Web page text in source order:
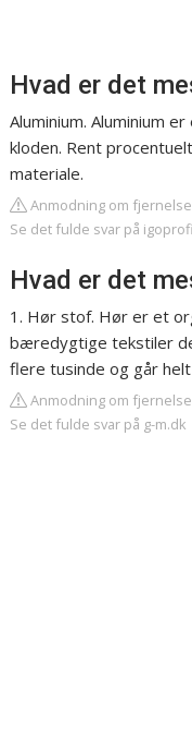
Hvad er det
Aluminium. Aluminium
kloden. Rent
materiale.
Anmodning om fjernelse
Se det fulde svar på
Hvad er det
1. Hør stof. Hør er et
bæredygtige tekstiler
flere tusinde og går
Anmodning om fjernelse
Se det fulde svar på g-m.dk